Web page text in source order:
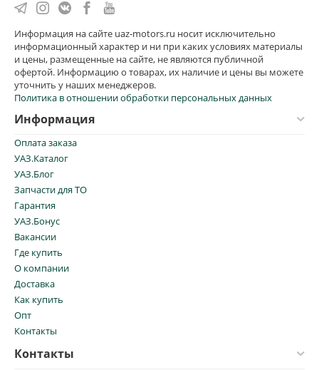
Информация на сайте uaz-motors.ru носит исключительно
информационный характер и ни при каких условиях материалы
и цены, размещенные на сайте, не являются публичной
офертой. Информацию о товарах, их наличие и цены вы можете
уточнить у наших менеджеров.
Политика в отношении обработки персональных данных
Информация
Оплата заказа
УАЗ.Каталог
УАЗ.Блог
Запчасти для ТО
Гарантия
УАЗ.Бонус
Вакансии
Где купить
О компании
Доставка
Как купить
Опт
Контакты
Контакты